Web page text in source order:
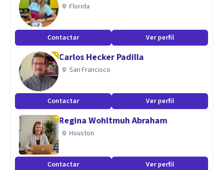
en la evidencia, avalados por la comunidad científica en
psicología. Además, soy especialista en evaluaciones
psicológicas.
Florida
Contactar Ver perfil
Carlos Hecker Padilla
San Francisco
Contactar Ver perfil
Regina Wohltmuh Abraham
Houston
Contactar Ver perfil